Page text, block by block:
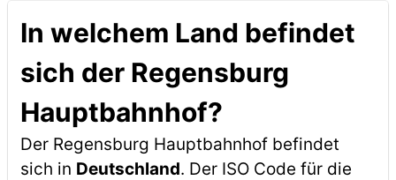
In welchem Land befindet
sich der Regensburg
Hauptbahnhof?
Der Regensburg Hauptbahnhof befindet
sich in Deutschland. Der ISO Code für die